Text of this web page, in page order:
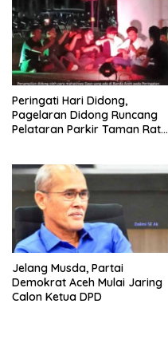
Peringati Hari Didong,
Pagelaran Didong Runcang
Pelataran Parkir Taman Ratu
Jelang Musda, Partai
Demokrat Aceh Mulai Jaring
Calon Ketua DPD